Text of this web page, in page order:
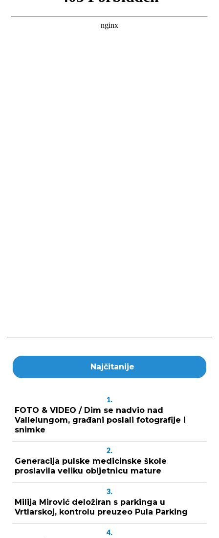
Najčitanije
1.
FOTO & VIDEO / Dim se nadvio nad
Vallelungom, građani poslali fotografije i
snimke
2.
Generacija pulske medicinske škole
proslavila veliku obljetnicu mature
3.
Milija Mirović deložiran s parkinga u
Vrtlarskoj, kontrolu preuzeo Pula Parking
4.